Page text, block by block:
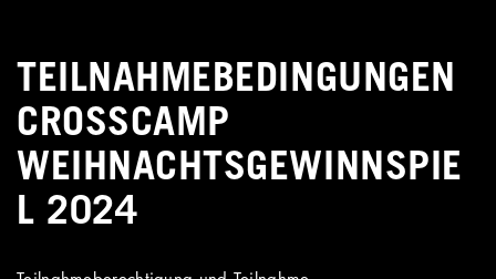
TEILNAHMEBEDINGUNGEN
CROSSCAMP
WEIHNACHTSGEWINNSPIE
L 2024